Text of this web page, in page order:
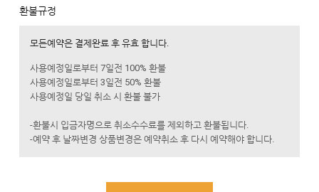
(k2수상레저 안에는 식당과 매점이 준비되어 있습니다)
안전사고 및 배설물 처리등의 민원에 따라 k2수상레저는
반려동물존이 마련되어 있습니다.
불편하시더라도 이 곳을 이용해주세요!!
환불규정
모든예약은 결제완료 후 유효 합니다.
사용예정일로부터 7일전 100% 환불
사용예정일로부터 3일전 50% 환불
사용예정일 당일 취소 시 환불 불가
-환불시 입금자명으로 취소수수료를 제외하고 환불됩니다.
-예약 후 날짜변경 상품변경은 예약취소 후 다시 예약해야 합니다.